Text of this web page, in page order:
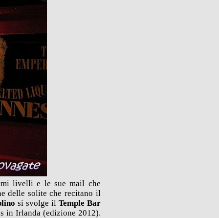
livelli e le sue mail che
delle solite che recitano il
si svolge il Temple Bar
in Irlanda (edizione 2012).